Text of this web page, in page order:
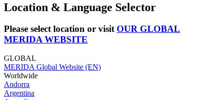
Location & Language Selector
Please select location or visit OUR GLOBAL
MERIDA WEBSITE
GLOBAL
MERIDA Global Website (EN)
Worldwide
Andorra
Argentina